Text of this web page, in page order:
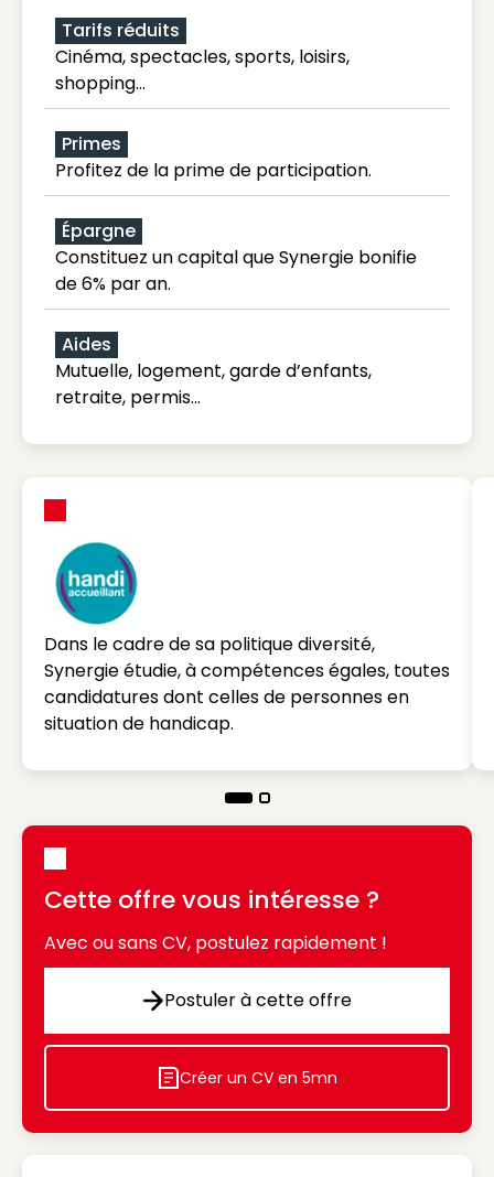
Tarifs réduits
Cinéma, spectacles, sports, loisirs,
shopping...
Primes
Profitez de la prime de participation.
Épargne
Constituez un capital que Synergie bonifie
de 6% par an.
Aides
Mutuelle, logement, garde d’enfants,
retraite, permis…
Dans le cadre de sa politique diversité,
Synergie étudie, à compétences égales, toutes
candidatures dont celles de personnes en
situation de handicap.
Cette offre vous intéresse ?
Avec ou sans CV, postulez rapidement !
Postuler à cette offre
Postuler à cette offre
Icon decorative
Créer un CV en 5mn